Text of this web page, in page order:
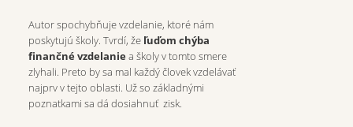
Autor spochybňuje vzdelanie, ktoré nám
poskytujú školy. Tvrdí, že ľuďom chýba
finančné vzdelanie a školy v tomto smere
zlyhali. Preto by sa mal každý človek vzdelávať
najprv v tejto oblasti. Už so základnými
poznatkami sa dá dosiahnuť zisk.